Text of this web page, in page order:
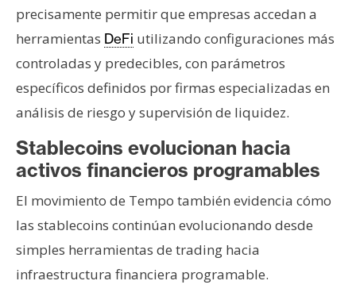
precisamente permitir que empresas accedan a
herramientas DeFi utilizando configuraciones más
controladas y predecibles, con parámetros
específicos definidos por firmas especializadas en
análisis de riesgo y supervisión de liquidez.
Stablecoins evolucionan hacia
activos financieros programables
El movimiento de Tempo también evidencia cómo
las stablecoins continúan evolucionando desde
simples herramientas de trading hacia
infraestructura financiera programable.